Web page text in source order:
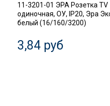
11-3201-01 ЭРА Розетка TV
одиночная, ОУ, IP20, Эра
белый (16/160/3200)
3,84 руб